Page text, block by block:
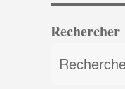
Rechercher